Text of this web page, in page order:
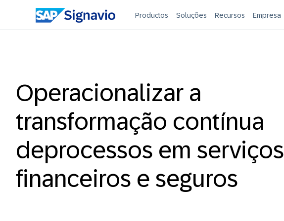
Productos Soluções Recursos Empresa
Operacionalizar a
transformação contínua
deprocessos em serviços
financeiros e seguros